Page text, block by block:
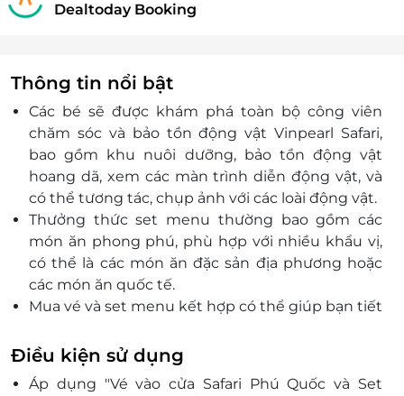
Dealtoday Booking
Thông tin nổi bật
Các bé sẽ được khám phá toàn bộ công viên
chăm sóc và bảo tồn động vật Vinpearl Safari,
bao gồm khu nuôi dưỡng, bảo tồn động vật
hoang dã, xem các màn trình diễn động vật, và
có thể tương tác, chụp ảnh với các loài động vật.
Thưởng thức set menu thường bao gồm các
món ăn phong phú, phù hợp với nhiều khẩu vị,
có thể là các món ăn đặc sản địa phương hoặc
các món ăn quốc tế.
Mua vé và set menu kết hợp có thể giúp bạn tiết
có thể có giá ưu đãi hơn so với mua riêng lẻ.
Điều kiện sử dụng
Áp dụng "Vé vào cửa Safari Phú Quốc và Set